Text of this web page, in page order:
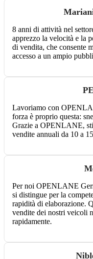
8 anni di attività nel
apprezzo la velocità e la
di vendita, che consente
accesso a un ampio
Lavoriamo con
forza è proprio questa:
Grazie a OPENLANE,
vendite annuali da 10 a
Per noi OPENLANE
si distingue per la
rapidità di elaborazione.
vendite dei nostri veicoli
rapidamente.